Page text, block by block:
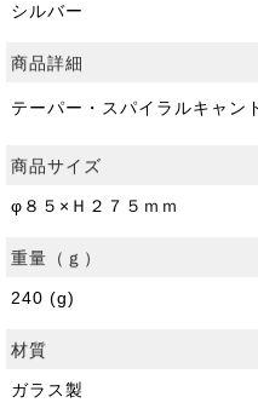
シルバー
商品詳細
テーパー・スパイラルキャ
商品サイズ
φ８５×Ｈ２７５ｍｍ
重量（ｇ）
240 (g)
材質
ガラス製